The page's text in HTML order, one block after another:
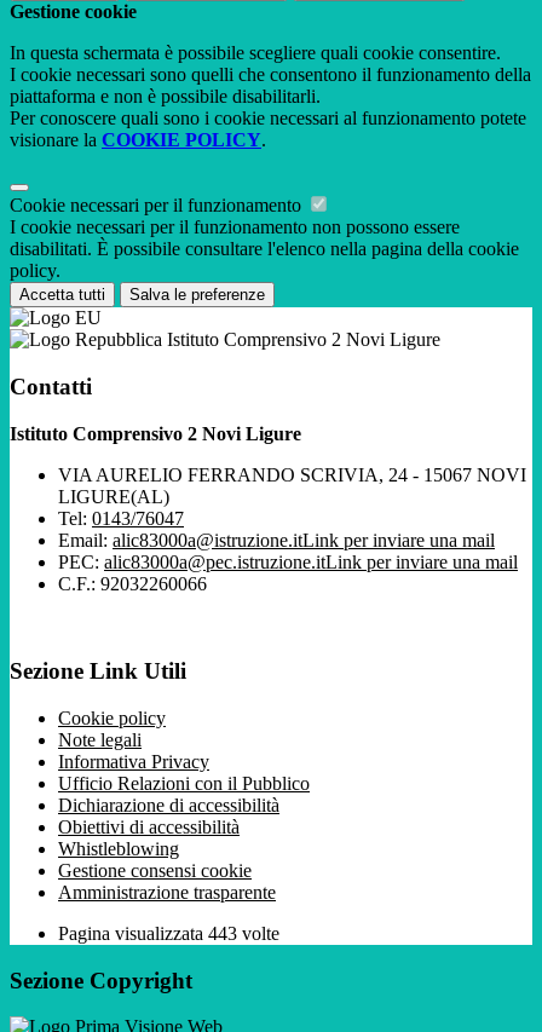
Gestione cookie
In questa schermata è possibile scegliere quali cookie consentire.
I cookie necessari sono quelli che consentono il funzionamento della
piattaforma e non è possibile disabilitarli.
Per conoscere quali sono i cookie necessari al funzionamento potete
visionare la COOKIE POLICY.
Cookie necessari per il funzionamento
I cookie necessari per il funzionamento non possono essere
disabilitati. È possibile consultare l'elenco nella pagina della cookie
policy.
Accetta tutti Salva le preferenze
Istituto Comprensivo 2 Novi Ligure
Contatti
Istituto Comprensivo 2 Novi Ligure
VIA AURELIO FERRANDO SCRIVIA, 24 - 15067 NOVI
LIGURE(AL)
Tel: 0143/76047
Email: alic83000a@istruzione.itLink per inviare una mail
PEC: alic83000a@pec.istruzione.itLink per inviare una mail
C.F.: 92032260066
Sezione Link Utili
Cookie policy
Note legali
Informativa Privacy
Ufficio Relazioni con il Pubblico
Dichiarazione di accessibilità
Obiettivi di accessibilità
Whistleblowing
Gestione consensi cookie
Amministrazione trasparente
Pagina visualizzata 443 volte
Sezione Copyright